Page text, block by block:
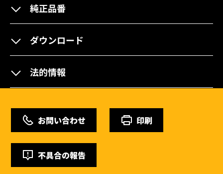
純正品番
ダウンロード
法的情報
お問い合わせ 印刷
不具合の報告